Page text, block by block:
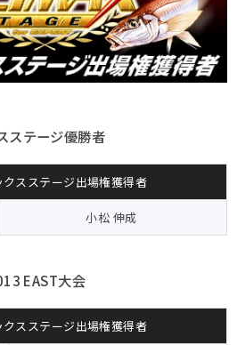
ステージ優勝者
クスステージ出場権獲得者
小松 伸成
EAST大会
クスステージ出場権獲得者